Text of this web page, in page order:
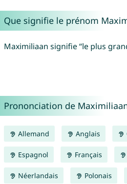
Que signifie le prénom
Maximiliaan signifie “le plus
Prononciation de
Allemand Anglais
Espagnol Français
Néerlandais Polonais